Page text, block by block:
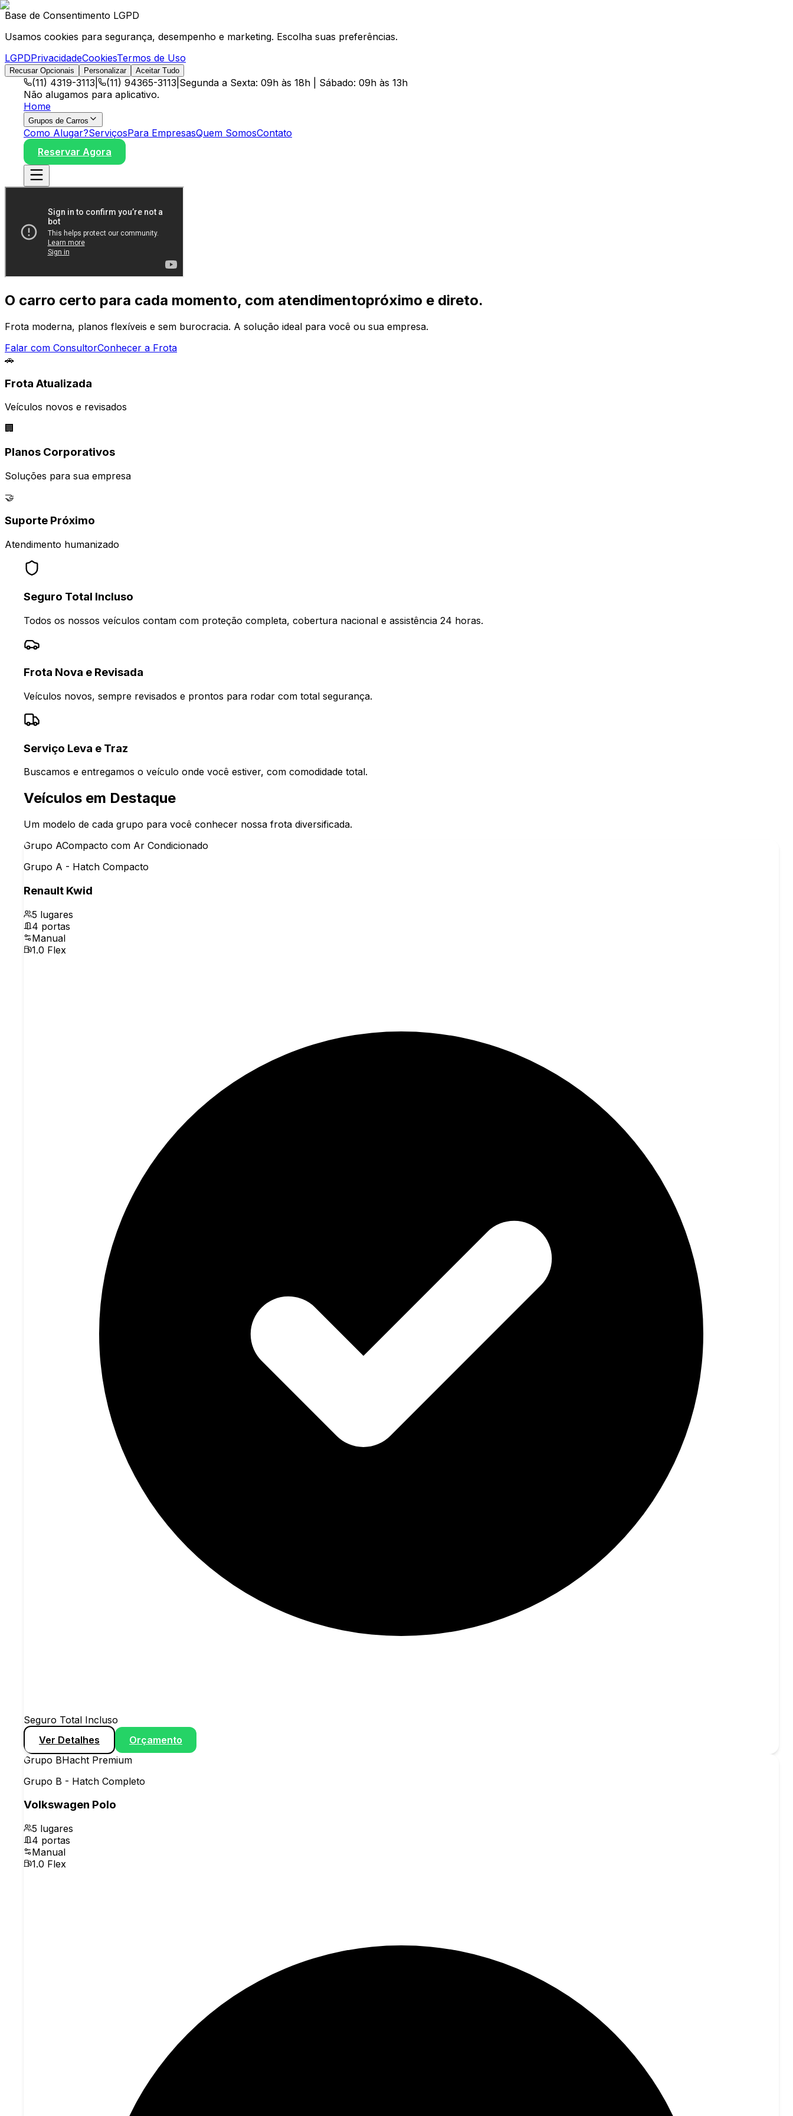
Base de Consentimento LGPD
Usamos cookies para segurança, desempenho e marketing. Escolha suas preferências.
LGPDPrivacidadeCookiesTermos de Uso
Recusar Opcionais Personalizar Aceitar Tudo
(11) 4319-3113 (11) 94365-3113 Segunda a Sexta: 09h às 18h | Sábado: 09h às 13h
Não alugamos para aplicativo.
Home
Grupos de Carros
Como Alugar?ServiçosPara EmpresasQuem SomosContato
Reservar Agora
O carro certo para cada momento, com atendimentopróximo e direto.
Frota moderna, planos flexíveis e sem burocracia. A solução ideal para você ou sua empresa.
Falar com ConsultorConhecer a Frota
🚗
Frota Atualizada
Veículos novos e revisados
🏢
Planos Corporativos
Soluções para sua empresa
🤝
Suporte Próximo
Atendimento humanizado
Seguro Total Incluso
Todos os nossos veículos contam com proteção completa, cobertura nacional e assistência 24 horas.
Frota Nova e Revisada
Veículos novos, sempre revisados e prontos para rodar com total segurança.
Serviço Leva e Traz
Buscamos e entregamos o veículo onde você estiver, com comodidade total.
Veículos em Destaque
Um modelo de cada grupo para você conhecer nossa frota diversificada.
Grupo ACompacto com Ar Condicionado
Grupo A - Hatch Compacto
Renault Kwid
5 lugares
4 portas
Manual
1.0 Flex
Seguro Total Incluso
Ver Detalhes
Orçamento
Grupo BHacht Premium
Grupo B - Hatch Completo
Volkswagen Polo
5 lugares
4 portas
Manual
1.0 Flex